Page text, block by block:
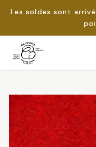
Les soldes sont
Passer